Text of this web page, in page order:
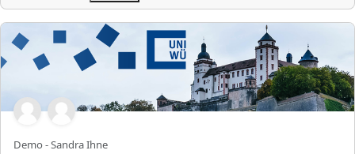
Demo - Sandra Ihne
Kursun kısa adı
Demo - Sandra Ihne